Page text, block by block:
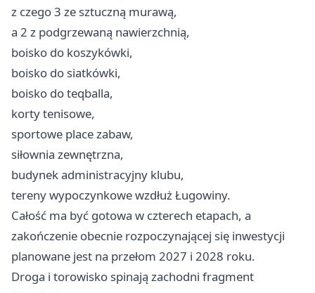
z czego 3 ze sztuczną murawą,
a 2 z podgrzewaną nawierzchnią,
boisko do koszykówki,
boisko do siatkówki,
boisko do teqballa,
korty tenisowe,
sportowe place zabaw,
siłownia zewnętrzna,
budynek administracyjny klubu,
tereny wypoczynkowe wzdłuż Ługowiny.
Całość ma być gotowa w czterech etapach, a
zakończenie obecnie rozpoczynającej się inwestycji
planowane jest na przełom 2027 i 2028 roku.
Droga i torowisko spinają zachodni fragment